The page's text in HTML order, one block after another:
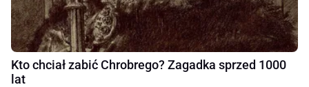
Kto chciał zabić Chrobrego? Zagadka sprzed 1000
lat